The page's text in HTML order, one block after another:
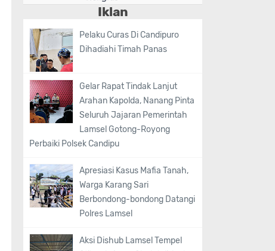
Iklan
Pelaku Curas Di Candipuro
Dihadiahi Timah Panas
Gelar Rapat Tindak Lanjut
Arahan Kapolda, Nanang Pinta
Seluruh Jajaran Pemerintah
Lamsel Gotong-Royong
Perbaiki Polsek Candipu
Apresiasi Kasus Mafia Tanah,
Warga Karang Sari
Berbondong-bondong Datangi
Polres Lamsel
Aksi Dishub Lamsel Tempel